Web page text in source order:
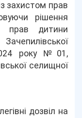
захистом прав
рішення
прав дитини
року №01,
селищної
дозвіл на